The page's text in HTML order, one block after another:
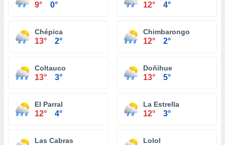
9° 0° 12° 4°
Chépica
13° 2°
Chimbarongo
12° 2°
Coltauco
13° 3°
Doñihue
13° 5°
El Parral
12° 4°
La Estrella
12° 3°
Las Cabras Lolol